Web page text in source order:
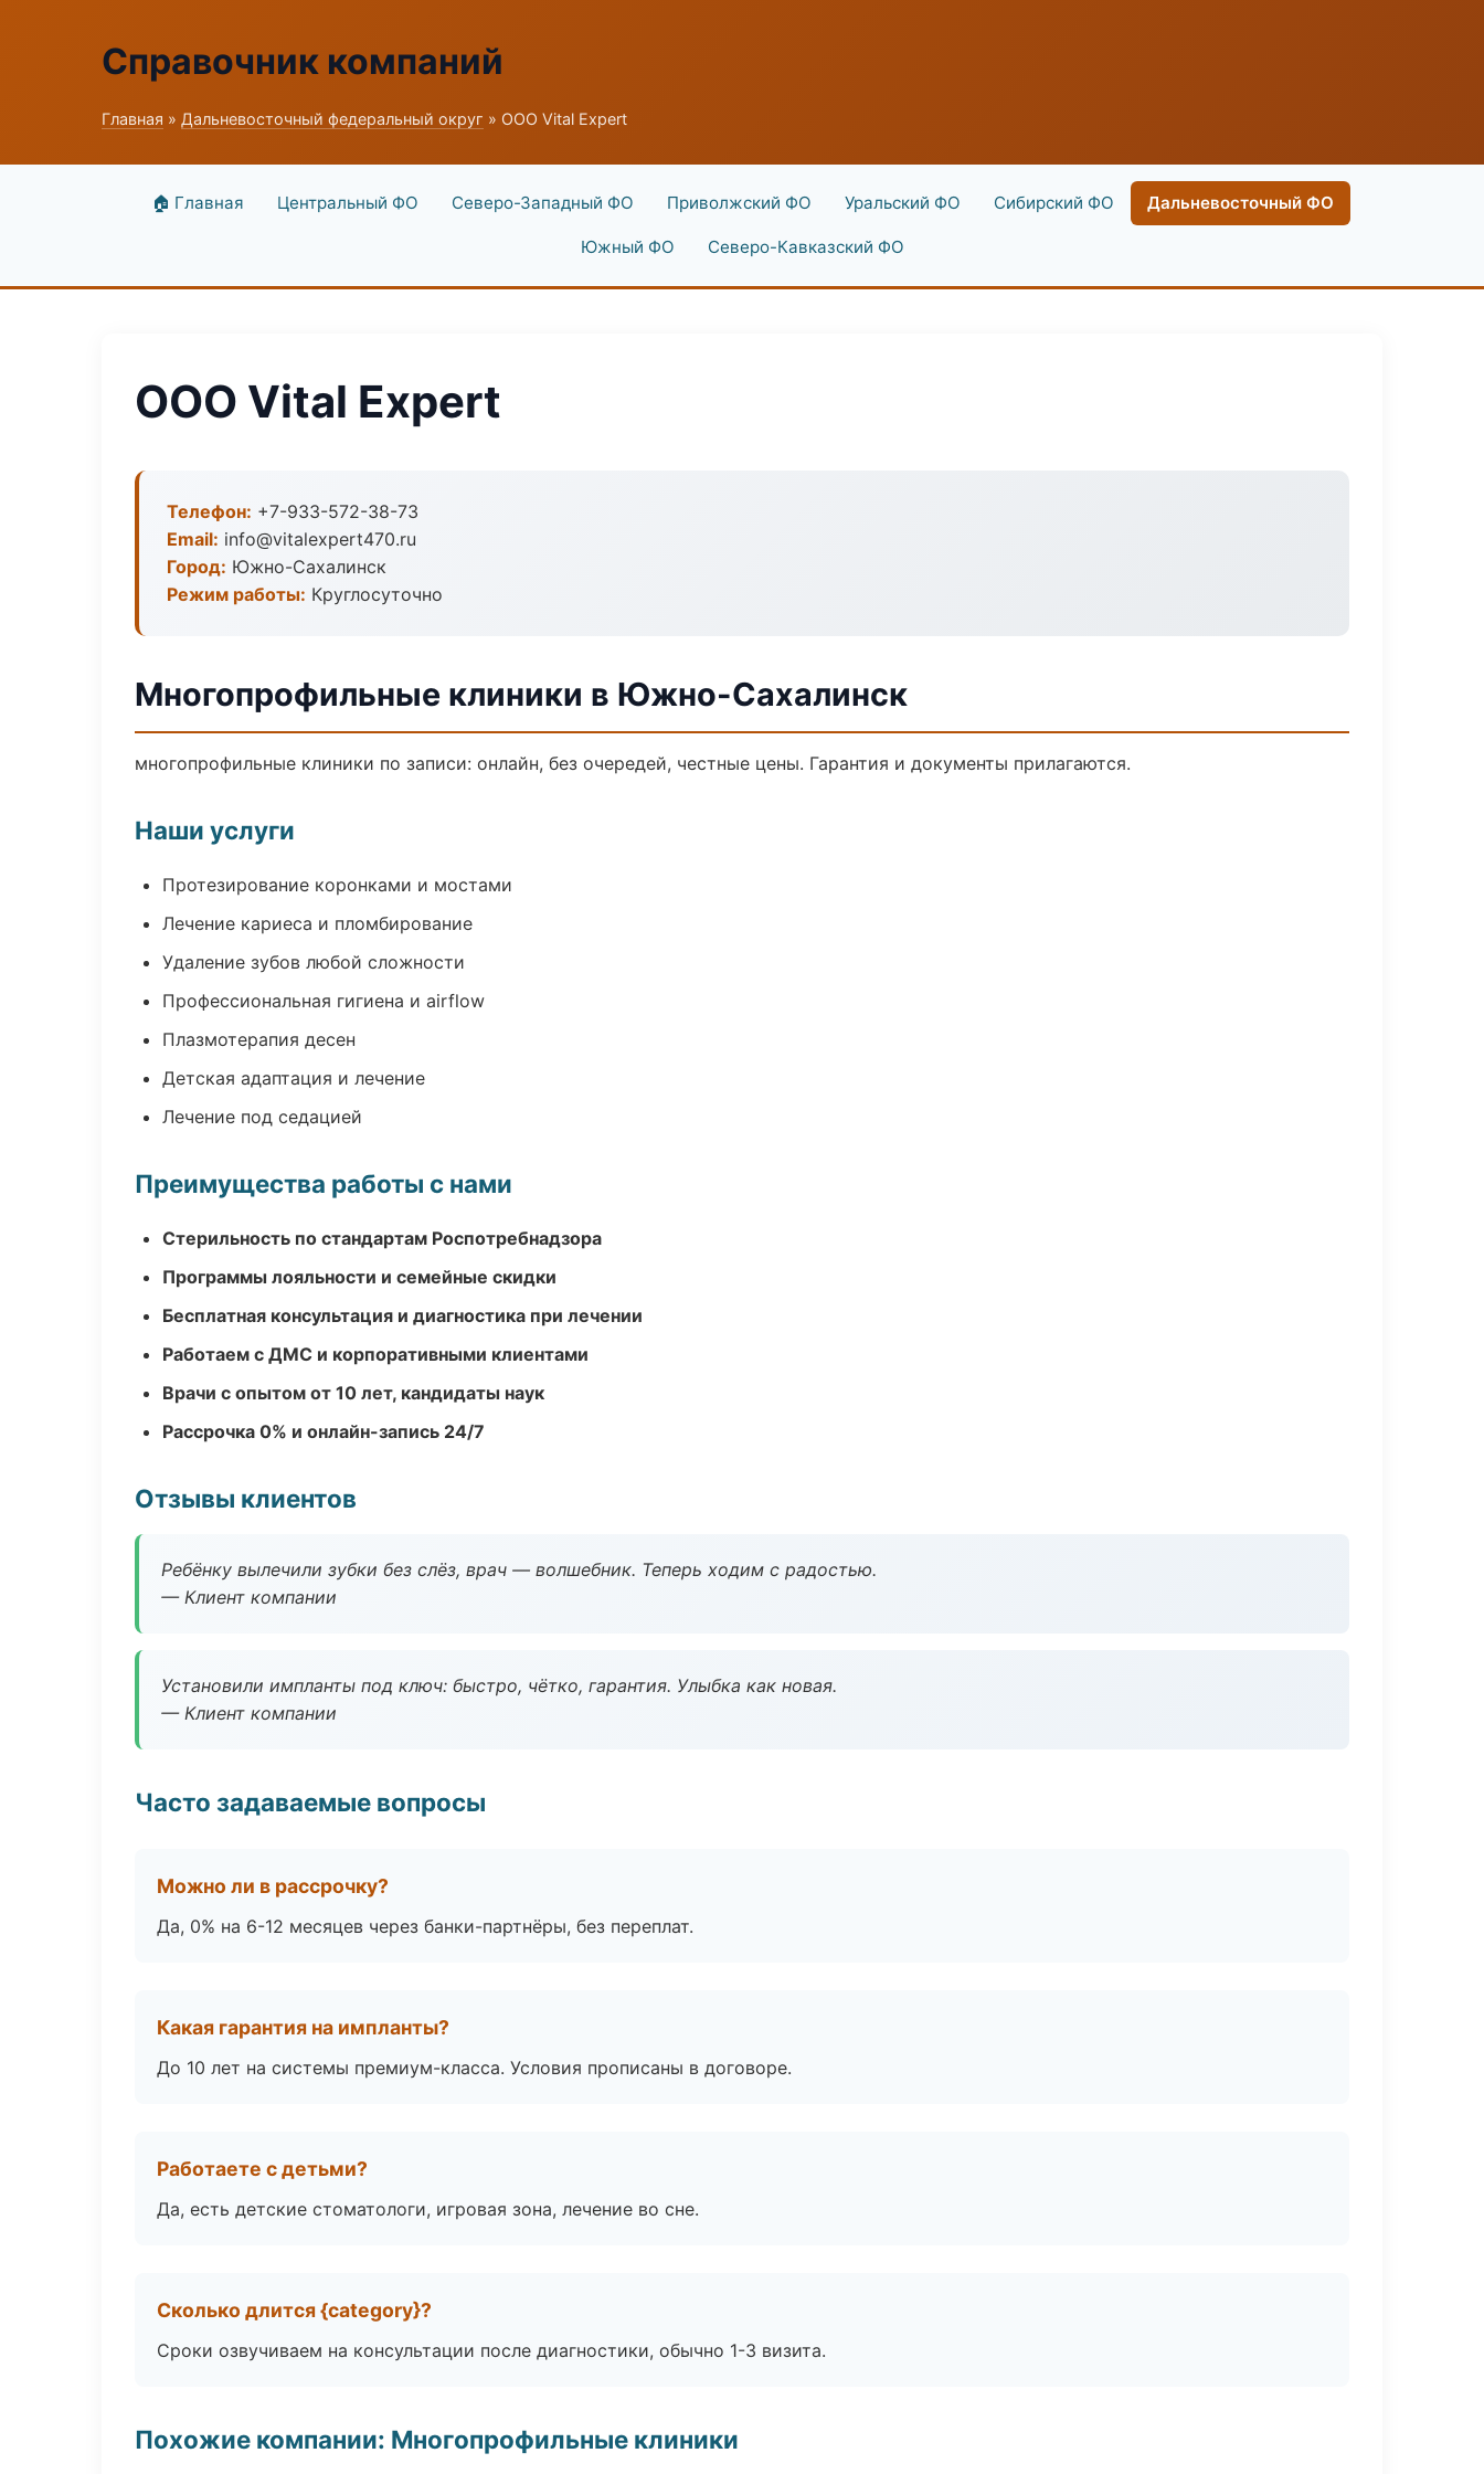
Справочник компаний
Главная » Дальневосточный федеральный округ » ООО Vital Expert
🏠 Главная Центральный ФО Северо-Западный ФО Приволжский ФО Уральский ФО Сибирский ФО Дальневосточный ФО
Южный ФО Северо-Кавказский ФО
ООО Vital Expert
Телефон: +7-933-572-38-73
Email: info@vitalexpert470.ru
Город: Южно-Сахалинск
Режим работы: Круглосуточно
Многопрофильные клиники в Южно-Сахалинск
многопрофильные клиники по записи: онлайн, без очередей, честные цены. Гарантия и документы прилагаются.
Наши услуги
Протезирование коронками и мостами
Лечение кариеса и пломбирование
Удаление зубов любой сложности
Профессиональная гигиена и airflow
Плазмотерапия десен
Детская адаптация и лечение
Лечение под седацией
Преимущества работы с нами
Стерильность по стандартам Роспотребнадзора
Программы лояльности и семейные скидки
Бесплатная консультация и диагностика при лечении
Работаем с ДМС и корпоративными клиентами
Врачи с опытом от 10 лет, кандидаты наук
Рассрочка 0% и онлайн-запись 24/7
Отзывы клиентов
Ребёнку вылечили зубки без слёз, врач — волшебник. Теперь ходим с радостью.
— Клиент компании
Установили импланты под ключ: быстро, чётко, гарантия. Улыбка как новая.
— Клиент компании
Часто задаваемые вопросы
Можно ли в рассрочку?
Да, 0% на 6-12 месяцев через банки-партнёры, без переплат.
Какая гарантия на импланты?
До 10 лет на системы премиум-класса. Условия прописаны в договоре.
Работаете с детьми?
Да, есть детские стоматологи, игровая зона, лечение во сне.
Сколько длится {category}?
Сроки озвучиваем на консультации после диагностики, обычно 1-3 визита.
Похожие компании: Многопрофильные клиники